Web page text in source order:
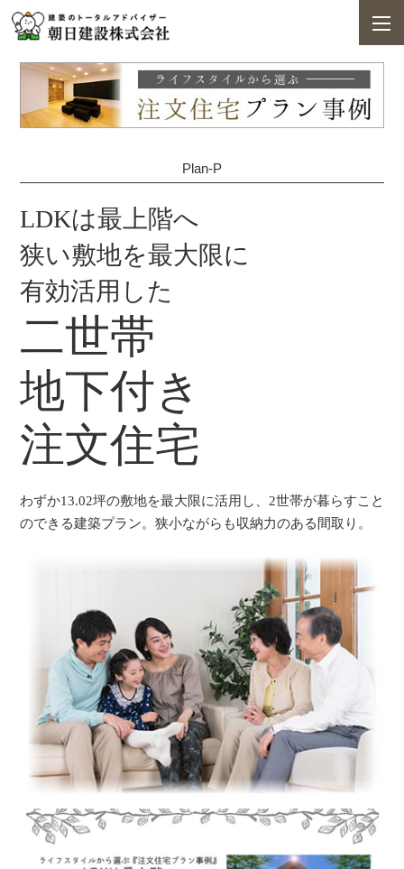
Plan-P
LDKは最上階へ
狭い敷地を最大限に
有効活用した
二世帯
地下付き
注文住宅
わずか13.02坪の敷地を最大限に活用し、2世帯が暮らすこと
のできる建築プラン。狭小ながらも収納力のある間取り。